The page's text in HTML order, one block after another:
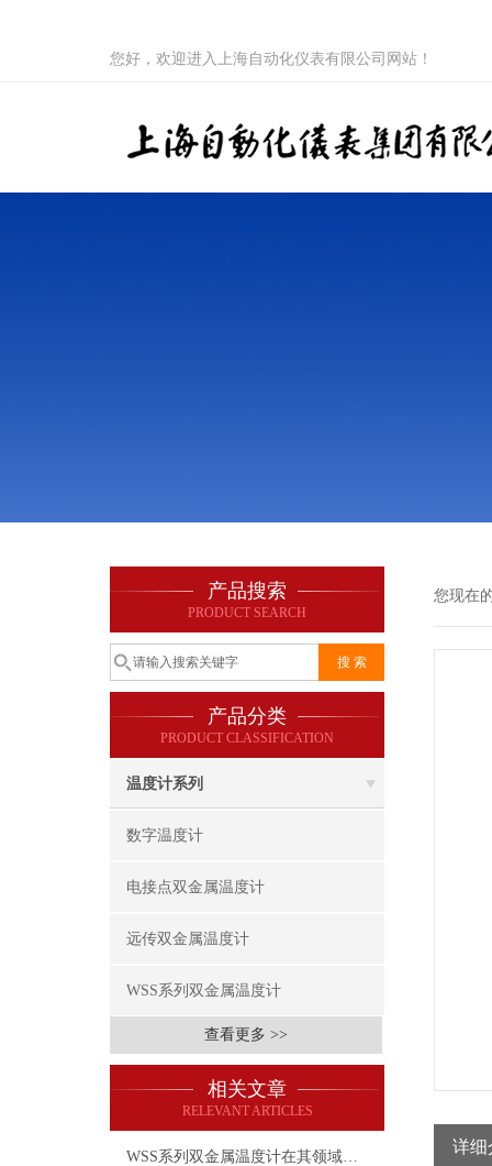
您好，欢迎进入上海自动化仪表有限公司网站！
产品搜索
PRODUCT SEARCH
产品分类
PRODUCT CLASSIFICATION
温度计系列
数字温度计
电接点双金属温度计
远传双金属温度计
WSS系列双金属温度计
查看更多 >>
相关文章
RELEVANT ARTICLES
WSS系列双金属温度计在其领域立下了汗马功劳
您现在
详细